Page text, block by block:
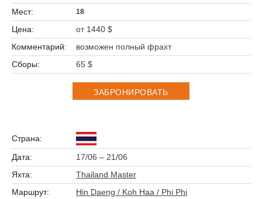
18
от 1440 $
возможен полный фрахт
65 $
ЗАБРОНИРОВАТЬ
17/06 – 21/06
Thailand Master
Hin Daeng / Koh Haa / Phi Phi